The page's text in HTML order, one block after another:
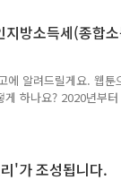
으로 이 같은 규제신
서대문구청 기획예산
주세요.
방소득세(종합
에 알려드릴게요. 웹툰
하나요? 2020년부터
각 신고하여야 합니
트로의 연동이 가능하
업자 등 일부 납세자
'가 조성됩니다.